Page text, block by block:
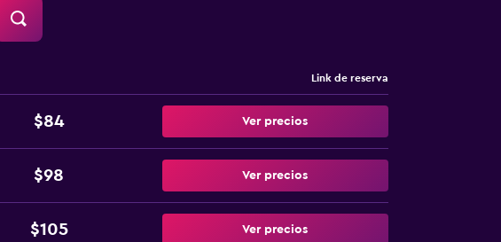
Link de reserva
$84 Ver precios
$98 Ver precios
$105 Ver precios